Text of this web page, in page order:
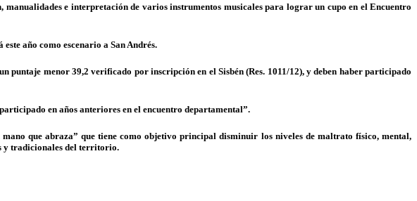
e interpretación de varios instrumentos musicales para lograr un cupo en el Encuentro
año como escenario a San Andrés.
puntaje menor 39,2 verificado por inscripción en el Sisbén (Res. 1011/12), y deben haber participado
en años anteriores en el encuentro departamental”.
que abraza” que tiene como objetivo principal disminuir los niveles de maltrato físico, mental,
y tradicionales del territorio.